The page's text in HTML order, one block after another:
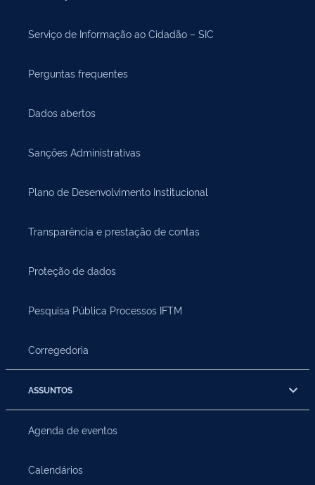
Serviço de Informação ao Cidadão – SIC
Perguntas frequentes
Dados abertos
Sanções Administrativas
Plano de Desenvolvimento Institucional
Transparência e prestação de contas
Proteção de dados
Pesquisa Pública Processos IFTM
Corregedoria
ASSUNTOS
Agenda de eventos
Calendários